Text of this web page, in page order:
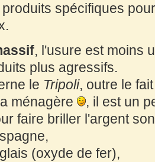
spécifiques
, l'usure est moins
plus agressifs.
le Tripoli, outre le
ménagère
, il est un
faire briller l'argent
(oxyde de fer),